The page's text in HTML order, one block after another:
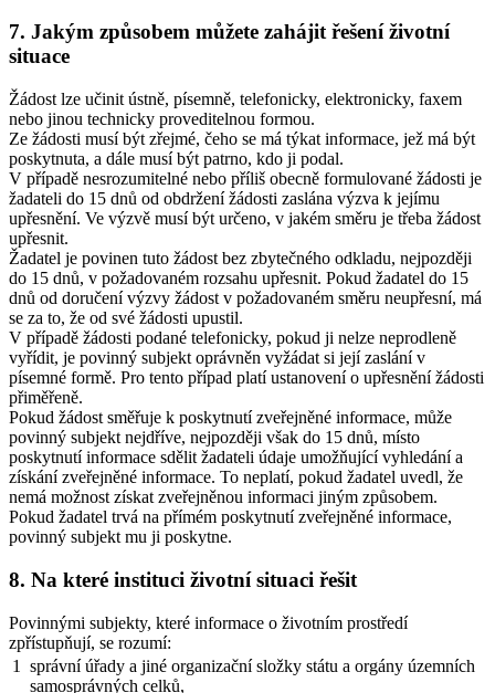
7. Jakým způsobem můžete zahájit řešení životní
situace
Žádost lze učinit ústně, písemně, telefonicky, elektronicky, faxem
nebo jinou technicky proveditelnou formou.
Ze žádosti musí být zřejmé, čeho se má týkat informace, jež má být
poskytnuta, a dále musí být patrno, kdo ji podal.
V případě nesrozumitelné nebo příliš obecně formulované žádosti je
žadateli do 15 dnů od obdržení žádosti zaslána výzva k jejímu
upřesnění. Ve výzvě musí být určeno, v jakém směru je třeba žádost
upřesnit.
Žadatel je povinen tuto žádost bez zbytečného odkladu, nejpozději
do 15 dnů, v požadovaném rozsahu upřesnit. Pokud žadatel do 15
dnů od doručení výzvy žádost v požadovaném směru neupřesní, má
se za to, že od své žádosti upustil.
V případě žádosti podané telefonicky, pokud ji nelze neprodleně
vyřídit, je povinný subjekt oprávněn vyžádat si její zaslání v
písemné formě. Pro tento případ platí ustanovení o upřesnění žádosti
přiměřeně.
Pokud žádost směřuje k poskytnutí zveřejněné informace, může
povinný subjekt nejdříve, nejpozději však do 15 dnů, místo
poskytnutí informace sdělit žadateli údaje umožňující vyhledání a
získání zveřejněné informace. To neplatí, pokud žadatel uvedl, že
nemá možnost získat zveřejněnou informaci jiným způsobem.
Pokud žadatel trvá na přímém poskytnutí zveřejněné informace,
povinný subjekt mu ji poskytne.
8. Na které instituci životní situaci řešit
Povinnými subjekty, které informace o životním prostředí
zpřístupňují, se rozumí:
1
správní úřady a jiné organizační složky státu a orgány územních
samosprávných celků,